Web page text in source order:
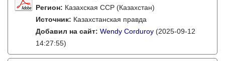
Регион: Казахская ССР (Казахстан)
Источник: Казахстанская правда
Добавил на сайт: Wendy Corduroy (2025-09-12
14:27:55)